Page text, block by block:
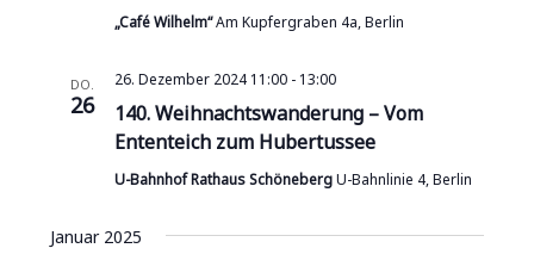
„Café Wilhelm“Am Kupfergraben 4a, Berlin
DO.
26
140. Weihnachtswanderung – Vom
Ententeich zum Hubertussee
26. Dezember 2024 11:00- 13:00
U-Bahnhof Rathaus SchönebergU-Bahnlinie 4, Berlin
Januar 2025